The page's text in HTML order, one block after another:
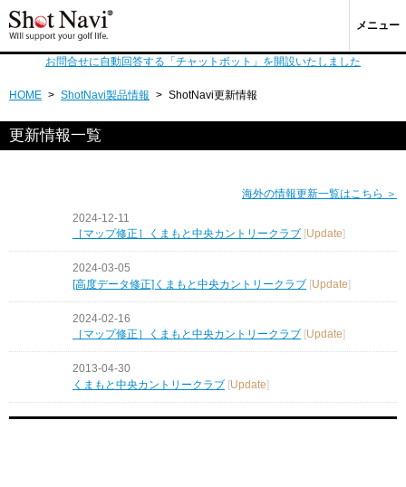
メニュー
お問合せに自動回答する「チャットボット」を開設いたしました
HOME > ShotNavi製品情報 > ShotNavi更新情報
更新情報一覧
海外の情報更新一覧はこちら ＞
2024-12-11
［マップ修正］くまもと中央カントリークラブ
Update
2024-03-05
[高度データ修正]くまもと中央カントリークラブ [Update]
2024-02-16
［マップ修正］くまもと中央カントリークラブ
Update
2013-04-30
くまもと中央カントリークラブ [Update]